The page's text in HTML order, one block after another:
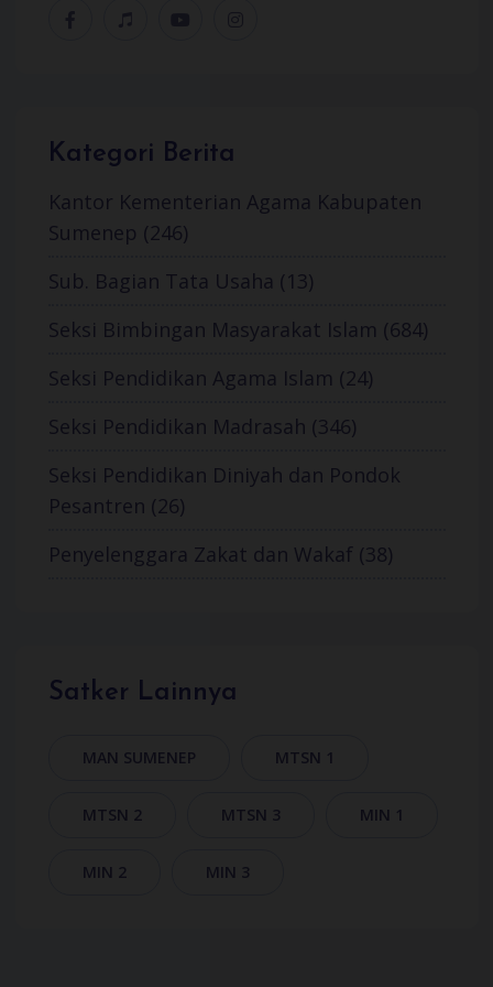
Kategori Berita
Kantor Kementerian Agama Kabupaten
Sumenep (246)
Sub. Bagian Tata Usaha (13)
Seksi Bimbingan Masyarakat Islam (684)
Seksi Pendidikan Agama Islam (24)
Seksi Pendidikan Madrasah (346)
Seksi Pendidikan Diniyah dan Pondok
Pesantren (26)
Penyelenggara Zakat dan Wakaf (38)
Satker Lainnya
MAN SUMENEP MTSN 1
MTSN 2 MTSN 3 MIN 1
MIN 2 MIN 3